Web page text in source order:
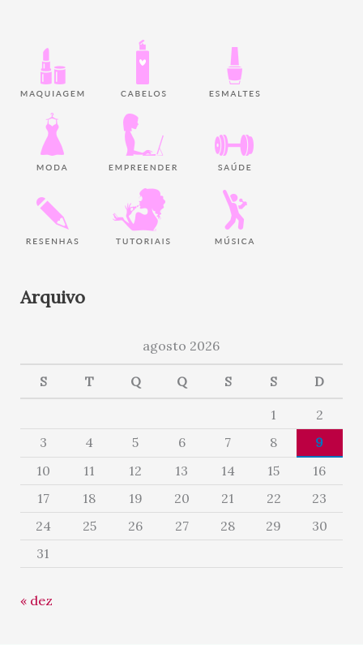
Arquivo
agosto 2026
S T Q Q S S D
1
2
3
4 5 6 7 8
9
10
11 12 13 14 15
16
17
18 19 20 21 22
23
24
25 26 27 28 29
30
31
« dez